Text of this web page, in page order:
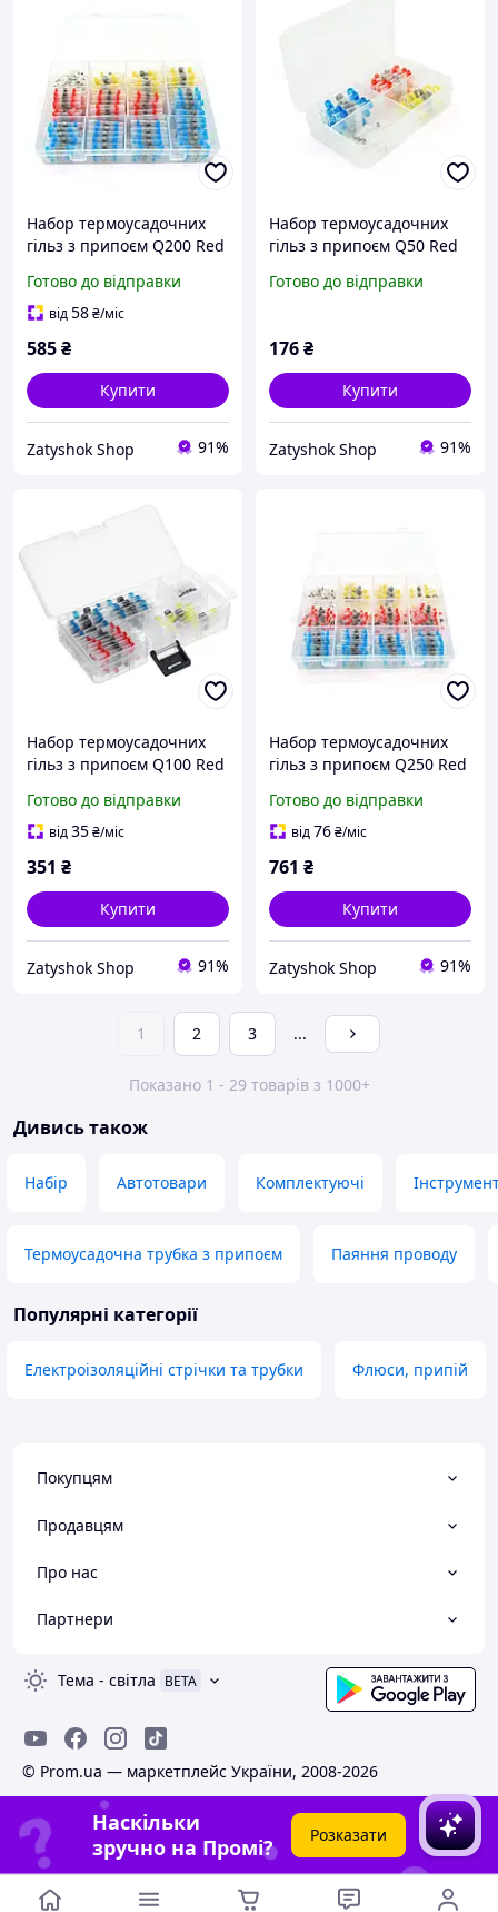
Набор термоусадочних
гільз з припоєм Q200 Red
1.50-2.50mm² (100)Yellow
4.00-6.00mm²
Готово до відправки
від58₴/міс
585₴
Купити
Zatyshok Shop 91%
Набор термоусадочних
гільз з припоєм Q50 Red
1.50-2.50mm² (12)Yellow
Готово до відправки
176₴
Купити
Zatyshok Shop 91%
Набор термоусадочних
гільз з припоєм Q100 Red
1.50-2.50mm² (30)Yellow
4.00-6.00mm²
Готово до відправки
від35₴/міс
351 ₴
Купити
Zatyshok Shop 91%
Набор термоусадочних
гільз з припоєм Q250 Red
1.50-2.50mm² (90)Yellow
4.00-6.00mm² (20)
Готово до відправки
від76₴/міс
761 ₴
Купити
Zatyshok Shop 91%
1 2 3 ...
Показано 1 - 29 товарів з 1000+
Дивись також
Набір Автотовари Комплектуючі
Термоусадочна трубка з припоєм Паяння проводу
Популярні категорії
Електроізоляційні стрічки та трубки Флюси, припій
Покупцям
Продавцям
Про нас
Партнери
Тема - світла BETA
© Prom.ua — маркетплейс України, 2008-2026
Наскільки
зручно на Промі?
Розказати